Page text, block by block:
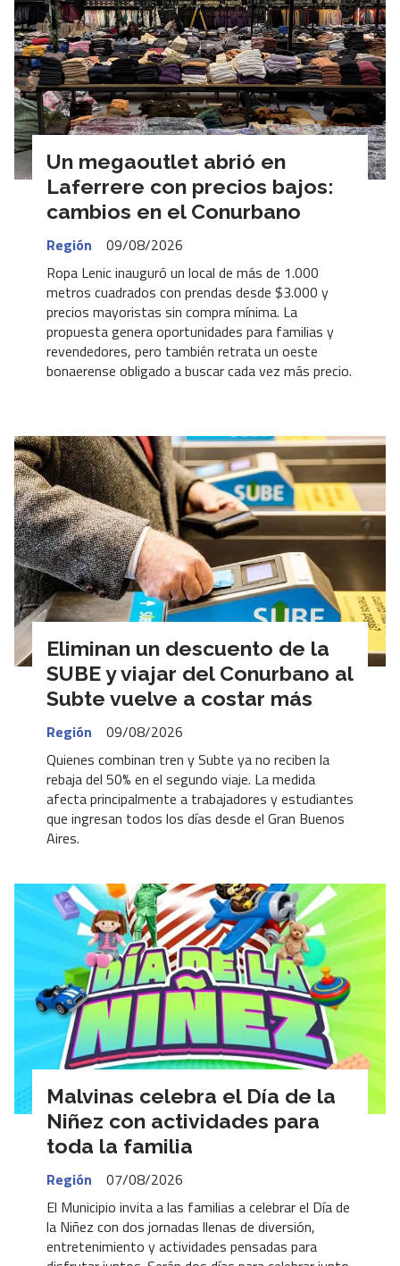
Un megaoutlet abrió en
Laferrere con precios bajos:
cambios en el Conurbano
Región
09/08/2026
Ropa Lenic inauguró un local de más de 1.000
metros cuadrados con prendas desde $3.000 y
precios mayoristas sin compra mínima. La
propuesta genera oportunidades para familias y
revendedores, pero también retrata un oeste
bonaerense obligado a buscar cada vez más precio.
Eliminan un descuento de la
SUBE y viajar del Conurbano al
Subte vuelve a costar más
Región
09/08/2026
Quienes combinan tren y Subte ya no reciben la
rebaja del 50% en el segundo viaje. La medida
afecta principalmente a trabajadores y estudiantes
que ingresan todos los días desde el Gran Buenos
Aires.
Malvinas celebra el Día de la
Niñez con actividades para
toda la familia
Región
07/08/2026
El Municipio invita a las familias a celebrar el Día de
la Niñez con dos jornadas llenas de diversión,
entretenimiento y actividades pensadas para